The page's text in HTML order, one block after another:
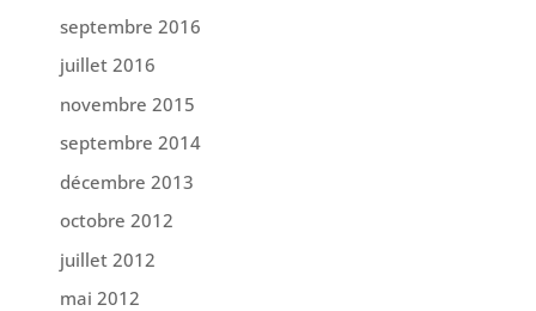
septembre 2016
juillet 2016
novembre 2015
septembre 2014
décembre 2013
octobre 2012
juillet 2012
mai 2012